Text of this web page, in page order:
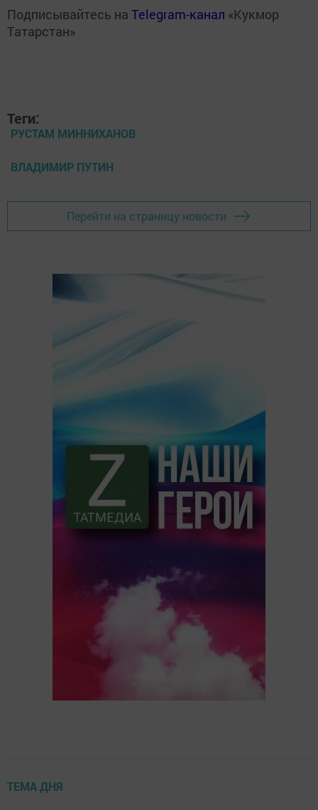
Подписывайтесь на Telegram-канал «Кукмор
Татарстан»
Теги:
РУСТАМ МИННИХАНОВ
ВЛАДИМИР ПУТИН
Перейти на страницу новости
ТЕМА ДНЯ